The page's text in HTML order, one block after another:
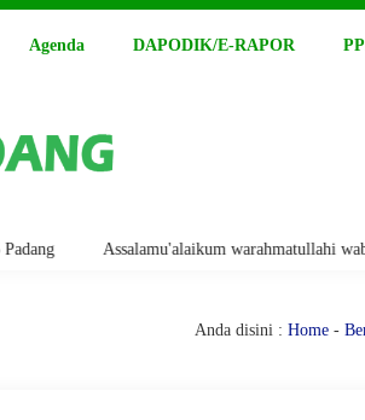
Agenda DAPODIK/E-RAPOR
warahmatullahi wabarakatuh. Selamat
Anda disini : Home-